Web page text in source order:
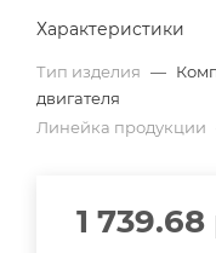
Характеристики
Тип изделия —
двигателя
Линейка продукции
1 739.68